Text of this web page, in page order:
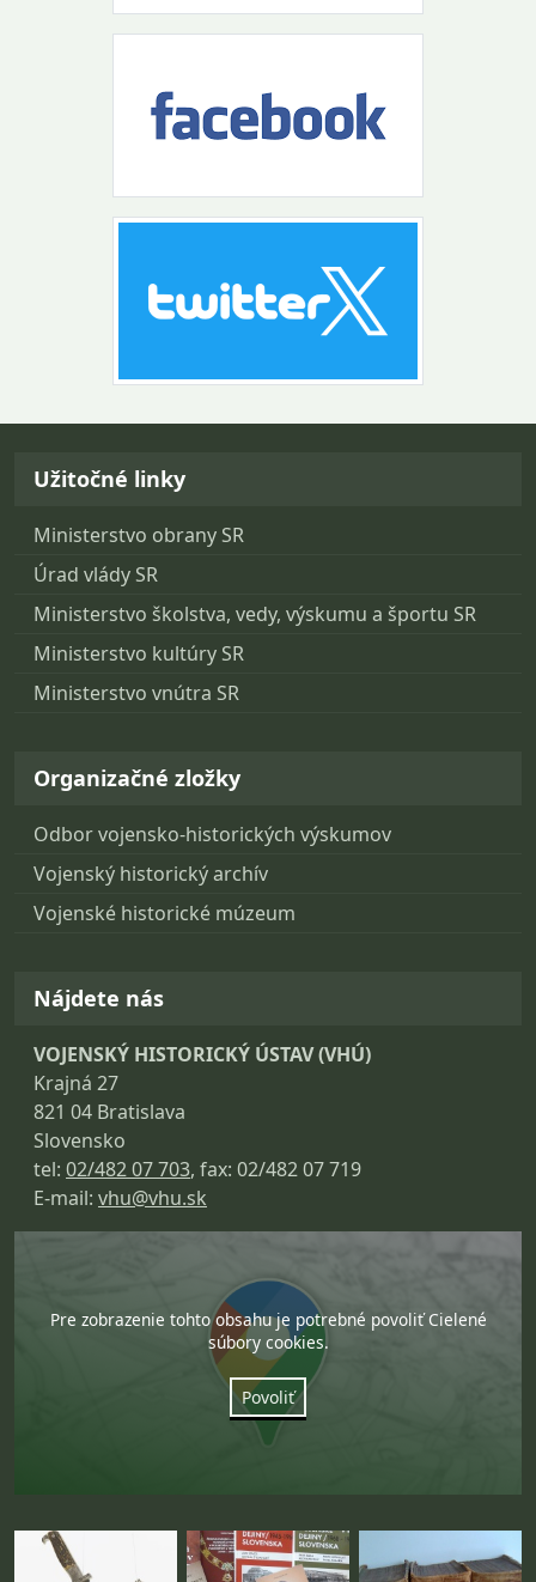
Návrat na začiatok stránky
Užitočné linky
Ministerstvo obrany SR
Úrad vlády SR
Ministerstvo školstva, vedy, výskumu a športu SR
Ministerstvo kultúry SR
Ministerstvo vnútra SR
Organizačné zložky
Odbor vojensko-historických výskumov
Vojenský historický archív
Vojenské historické múzeum
Nájdete nás
VOJENSKÝ HISTORICKÝ ÚSTAV (VHÚ)
Krajná 27
821 04 Bratislava
Slovensko
tel: 02/482 07 703, fax: 02/482 07 719
E-mail: vhu@vhu.sk
Pre zobrazenie tohto obsahu je potrebné povoliť Cielené
súbory cookies.
Povoliť
Fotogaléria